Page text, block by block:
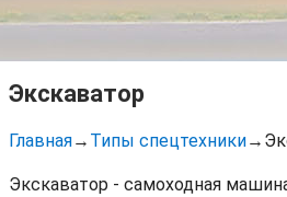
Экскаватор
Главная→ Типы спецтехники→
Экскаватор - самоходная